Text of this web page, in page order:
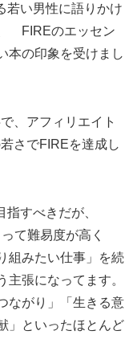
若い男性に語りかけ
FIREのエッセン
本の印象を受けまし
、アフィリエイト
さでFIREを達成し
すべきだが、
て難易度が高く
組みたい仕事」を続
張になってます。
ながり」「生きる意
」といったほとんど